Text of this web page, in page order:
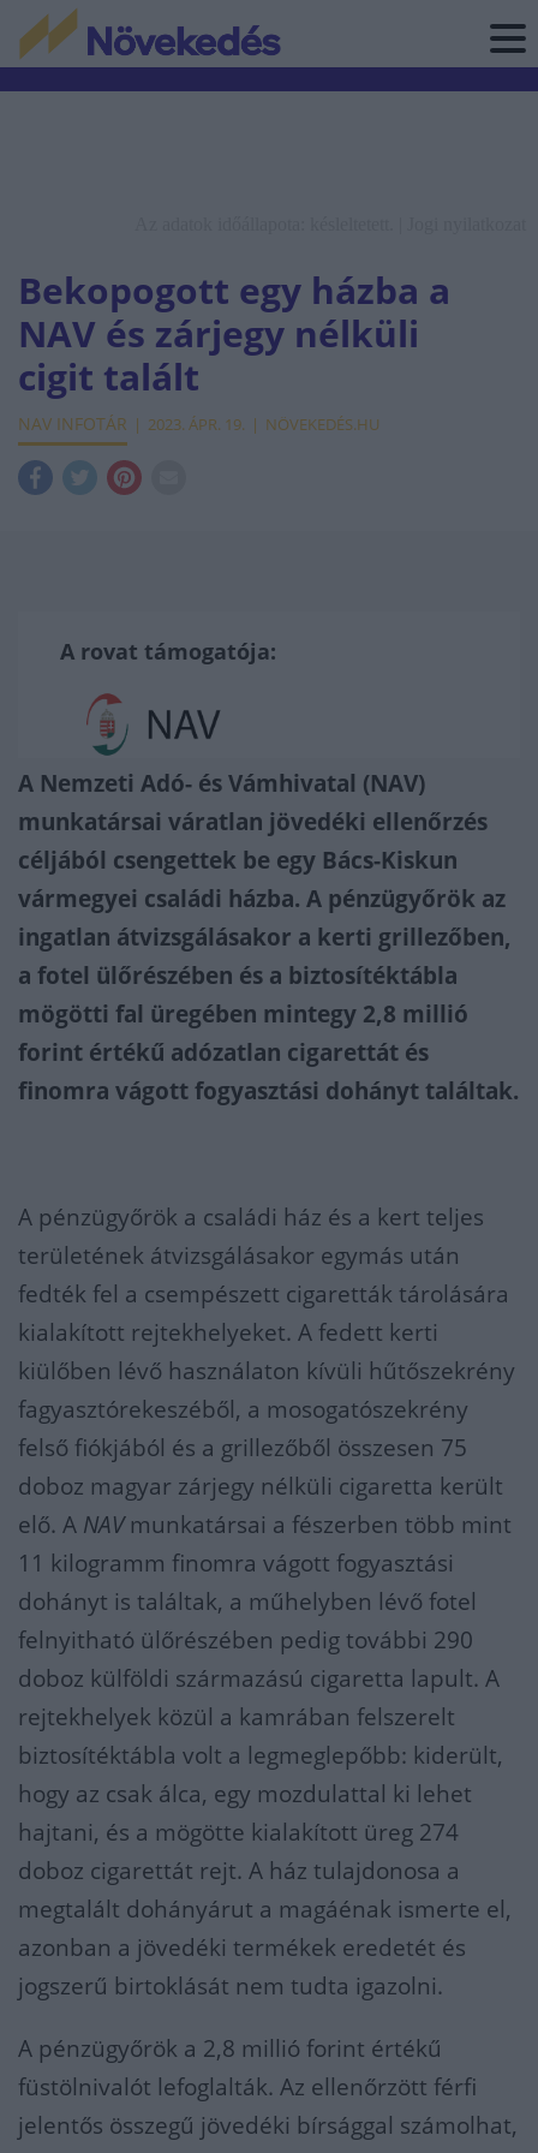
Bekopogott egy házba a
NAV és zárjegy nélküli
cigit talált
NAV INFOTÁR 2023. ÁPR. 19. NÖVEKEDÉS.HU
A rovat támogatója:
A Nemzeti Adó- és Vámhivatal (NAV)
munkatársai váratlan jövedéki ellenőrzés
céljából csengettek be egy Bács-Kiskun
vármegyei családi házba. A pénzügyőrök az
ingatlan átvizsgálásakor a kerti grillezőben,
a fotel ülőrészében és a biztosítéktábla
mögötti fal üregében mintegy 2,8 millió
forint értékű adózatlan cigarettát és
finomra vágott fogyasztási dohányt találtak.
A pénzügyőrök a családi ház és a kert teljes
területének átvizsgálásakor egymás után
fedték fel a csempészett cigaretták tárolására
kialakított rejtekhelyeket. A fedett kerti
kiülőben lévő használaton kívüli hűtőszekrény
fagyasztórekeszéből, a mosogatószekrény
felső fiókjából és a grillezőből összesen 75
doboz magyar zárjegy nélküli cigaretta került
elő. A NAVmunkatársai a fészerben több mint
11 kilogramm finomra vágott fogyasztási
dohányt is találtak, a műhelyben lévő fotel
felnyitható ülőrészében pedig további 290
doboz külföldi származású cigaretta lapult. A
rejtekhelyek közül a kamrában felszerelt
biztosítéktábla volt a legmeglepőbb: kiderült,
hogy az csak álca, egy mozdulattal ki lehet
hajtani, és a mögötte kialakított üreg 274
doboz cigarettát rejt. A ház tulajdonosa a
megtalált dohányárut a magáénak ismerte el,
azonban a jövedéki termékek eredetét és
jogszerű birtoklását nem tudta igazolni.
A pénzügyőrök a 2,8 millió forint értékű
füstölnivalót lefoglalták. Az ellenőrzött férfi
jelentős összegű jövedéki bírsággal számolhat,